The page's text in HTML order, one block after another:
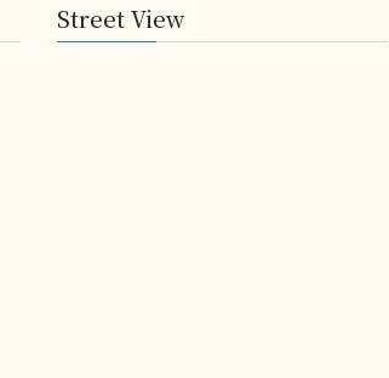
Street View